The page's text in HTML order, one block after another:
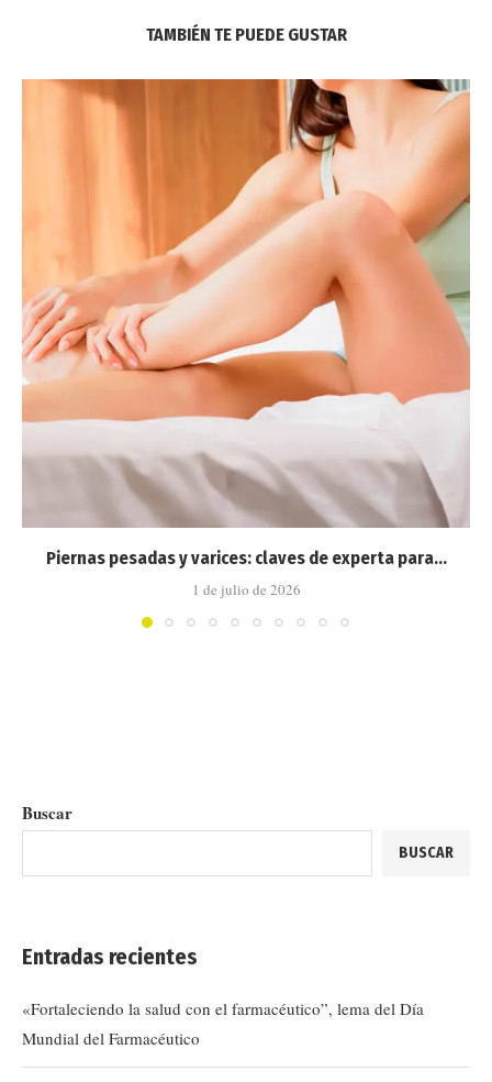
TAMBIÉN TE PUEDE GUSTAR
Piernas pesadas y varices: claves de experta para...
1 de julio de 2026
Buscar
BUSCAR
Entradas recientes
«Fortaleciendo la salud con el farmacéutico”, lema del Día
Mundial del Farmacéutico